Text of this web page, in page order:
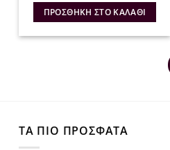
was:
€21.90.
τιμή
είναι:
ΠΡΟΣΘΉΚΗ ΣΤΟ ΚΑΛΆΘΙ
ΤΑ ΠΙΟ ΠΡΟΣΦΑΤΑ